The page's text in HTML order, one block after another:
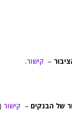
– קישור.
של הבנקים – קישור